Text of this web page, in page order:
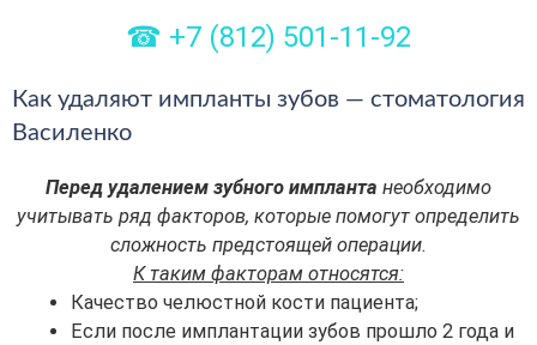
☎ +7 (812) 501-11-92
Как удаляют импланты зубов — стоматология
Василенко
Перед удалением зубного импланта необходимо
учитывать ряд факторов, которые помогут определить
сложность предстоящей операции.
К таким факторам относятся:
Качество челюстной кости пациента;
Если после имплантации зубов прошло 2 года и